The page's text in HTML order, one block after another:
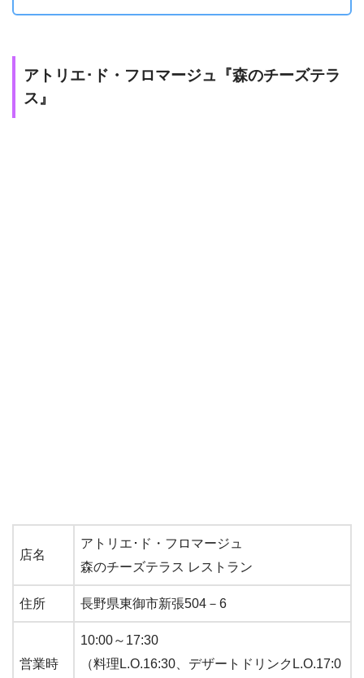
アトリエ･ド・フロマージュ『森のチーズテラ
ス』
店名
アトリエ･ド・フロマージュ
森のチーズテラス レストラン
住所 長野県東御市新張504－6
営業時
10:00～17:30
（料理L.O.16:30、デザートドリンクL.O.17:0